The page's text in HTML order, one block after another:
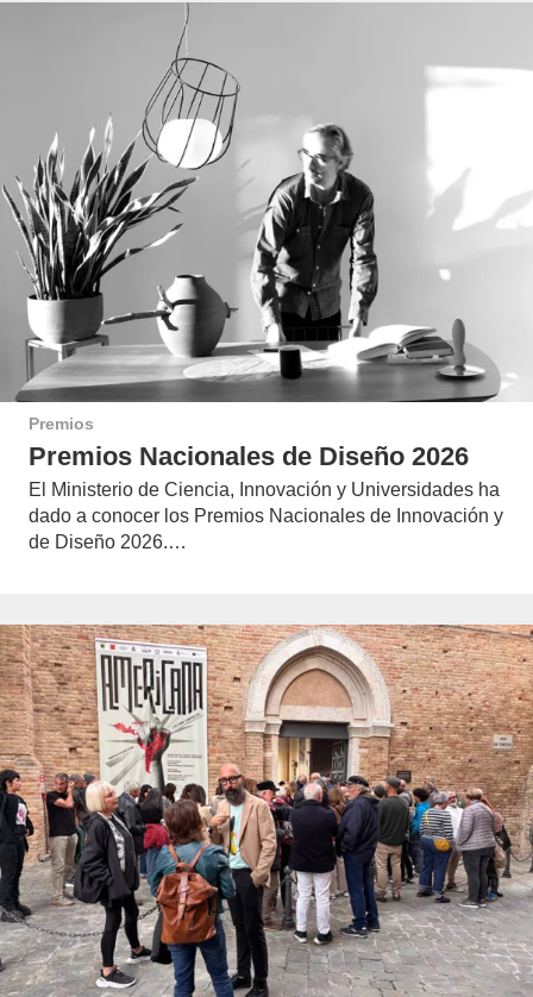
Premios
Premios Nacionales de Diseño 2026
El Ministerio de Ciencia, Innovación y Universidades ha
dado a conocer los Premios Nacionales de Innovación y
de Diseño 2026.…